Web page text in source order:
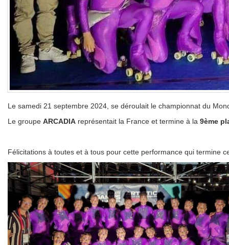
Le samedi 21 septembre 2024, se déroulait le championnat du
Le groupe ARCADIA représentait la France et termine à la 9ème
Félicitations à toutes et à tous pour cette performance qui termine